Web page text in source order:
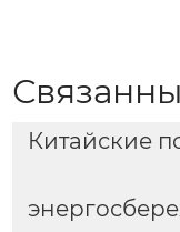
Китайские